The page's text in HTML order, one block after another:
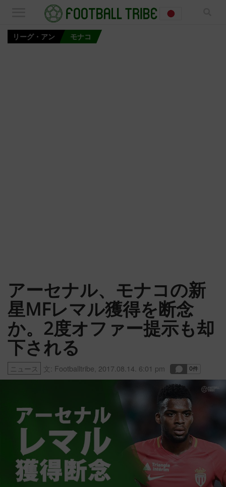
リーグ・アン モナコ
アーセナル、モナコの新
星MFレマル獲得を断念
か。2度オファー提示も却
下される
ニュース 文: Footballtribe 2017.08.14. 6:01 pm